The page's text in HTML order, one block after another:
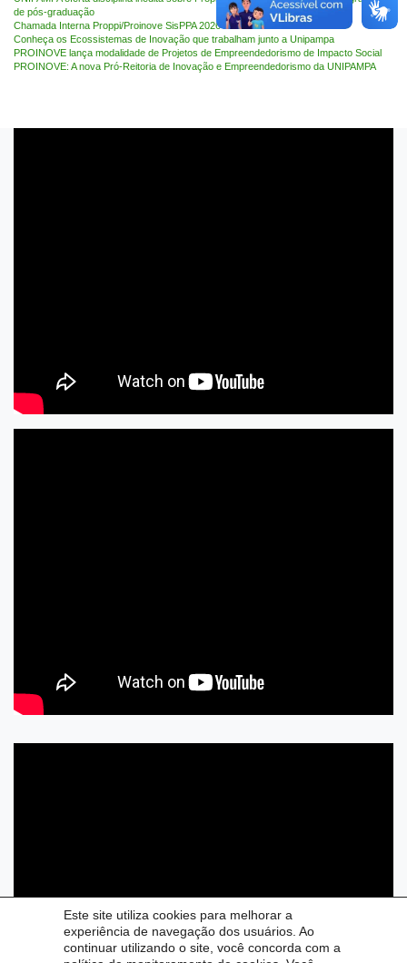
Este site utiliza cookies para melhorar a
experiência de navegação dos usuários. Ao
continuar utilizando o site, você concorda com a
de pós-graduação
Chamada Interna Proppi/Proinove SisPPA 2026
Conheça os Ecossistemas de Inovação que trabalham junto a Unipampa
PROINOVE lança modalidade de Projetos de Empreendedorismo de Impacto Social
PROINOVE: A nova Pró-Reitoria de Inovação e Empreendedorismo da UNIPAMPA